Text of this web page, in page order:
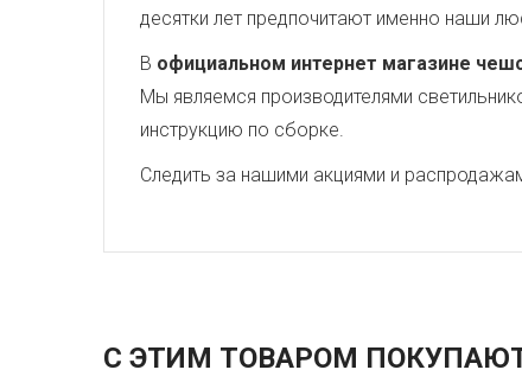
десятки лет предпочитают именно наши
В официальном интернет магазине
Мы являемся производителями
инструкцию по сборке.
Следить за нашими акциями и
С ЭТИМ ТОВАРОМ